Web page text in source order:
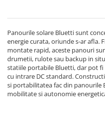
Panourile solare Bluetti sunt
energie curata, oriunde s-ar afla.
montate rapid, aceste panouri
drumetii, rulote sau backup in
statiile portabile Bluetti, dar pot
cu intrare DC standard.
si portabilitatea fac din panourile
mobilitate si autonomie